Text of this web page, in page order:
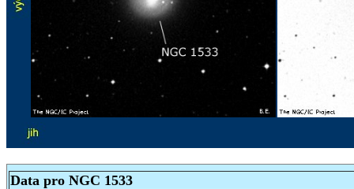
Data pro NGC 1533